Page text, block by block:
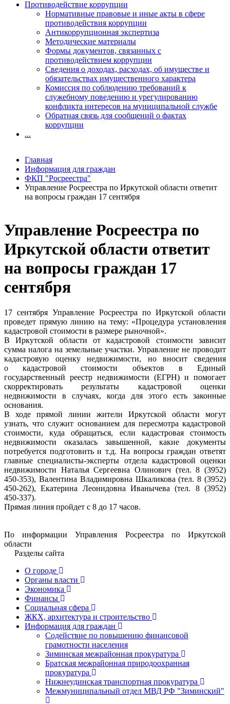
Управление Росреестра по
Иркутской области ответит
на вопросы граждан 17
сентября
17 сентября Управление Росреестра по Иркутской области
проведет прямую линию на тему: «Процедура установления
кадастровой стоимости в размере рыночной».
В Иркутской области от кадастровой стоимости зависит
сумма налога на земельные участки. Управление не проводит
кадастровую оценку недвижимости, но вносит сведения
о кадастровой стоимости объектов в Единый
государственный реестр недвижимости (ЕГРН) и помогает
скорректировать результаты кадастровой оценки
недвижимости в случаях, когда для этого есть законные
основания.
В ходе прямой линии жители Иркутской области могут
узнать, что служит основанием для пересмотра кадастровой
стоимости, куда обращаться, если кадастровая стоимость
недвижимости оказалась завышенной, какие документы
потребуется подготовить и т.д. На вопросы граждан ответят
главные специалисты-эксперты отдела кадастровой оценки
недвижимости Наталья Сергеевна Олинович (тел. 8 (3952)
450-353), Валентина Владимировна Шкаликова (тел. 8 (3952)
450-262), Екатерина Леонидовна Иванычева (тел. 8 (3952)
450-337).
Прямая линия пройдет с 8 до 17 часов.
По информации Управления Росреестра по Иркутской
области
Разделы сайта
О городе
Органы власти
Экономика
Финансы
Социальная сфера
ЖКХ, архитектура и строительство
Информация для граждан
Содействие по повышению финансовой
грамотности населения
Зиминская межрайонная прокуратура
Братская межрайонная природоохранная
прокуратура
Нижнеудинская транспортная прокуратура
Межмуниципальный отдел МВД РФ "Зиминский"
Противодействие коррупции
Нормативные правовые и иные акты в сфере
противодействия коррупции
Антикоррупционная экспертиза
Методические материалы
Формы документов, связанных с
противодействием коррупции
Сведения о доходах, расходах, об имуществе и
обязательствах имущественного характера
Комиссия по соблюдению требований к
служебному поведению и урегулированию
конфликта интересов на муниципальной службе
Обратная связь для сообщений о фактах
коррупции
...
Главная
Информация для граждан
ФКП "Росреестра"
Управление Росреестра по Иркутской области ответит
на вопросы граждан 17 сентября